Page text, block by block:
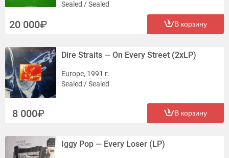
Sealed / Sealed
20 000 В корзину
Dire Straits — On Every Street (2xLP)
Europe, 1991 г.
Sealed / Sealed
8 000 В корзину
Iggy Pop — Every Loser (LP)